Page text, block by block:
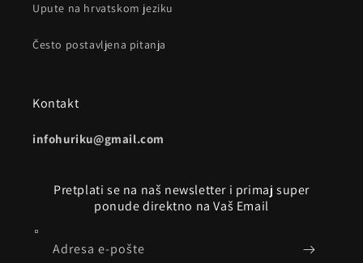
Upute na hrvatskom jeziku
Često postavljena pitanja
Kontakt
infohuriku@gmail.com
Pretplati se na naš newsletter i primaj super
ponude direktno na Vaš Email
Adresa e-pošte